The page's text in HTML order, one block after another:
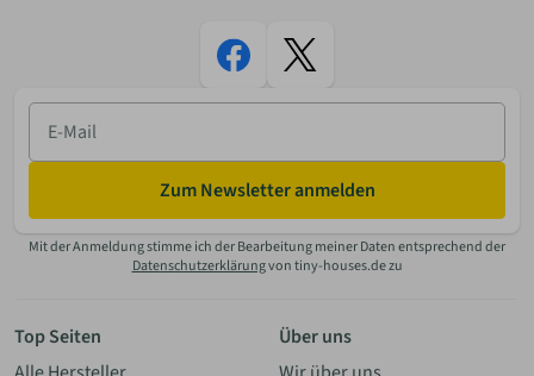
E-
Mail
Zum Newsletter anmelden
Mit der Anmeldung stimme ich der Bearbeitung meiner Daten entsprechend der
Datenschutzerklärungvon tiny-houses.de zu
Top Seiten
Über uns